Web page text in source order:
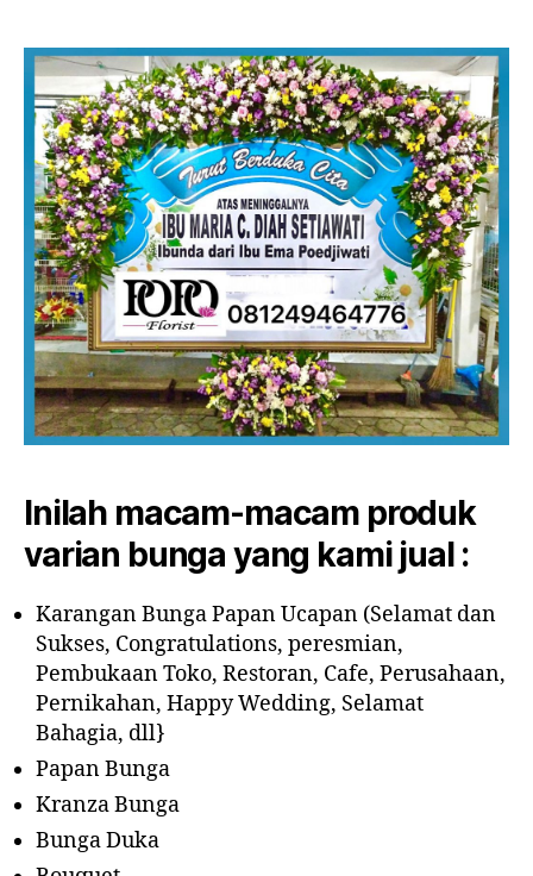
Inilah macam-macam produk
varian bunga yang kami jual :
Karangan Bunga Papan Ucapan (Selamat dan
Sukses, Congratulations, peresmian,
Pembukaan Toko, Restoran, Cafe, Perusahaan,
Pernikahan, Happy Wedding, Selamat
Bahagia, dll}
Papan Bunga
Kranza Bunga
Bunga Duka